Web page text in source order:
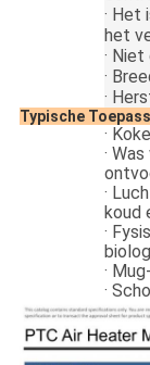
· Het
het
· Niet
·
·
Typische
·
· Was
·
koud
·
·
·